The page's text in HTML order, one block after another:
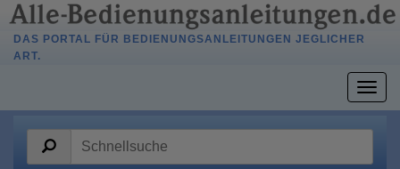
DAS PORTAL FÜR BEDIENUNGSANLEITUNGEN JEGLICHER
ART.